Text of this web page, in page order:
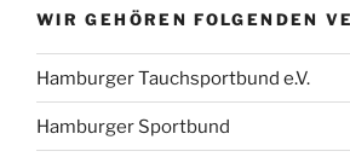
WIR GEHÖREN FOLGENDEN
Hamburger Tauchsportbund e.V.
Hamburger Sportbund